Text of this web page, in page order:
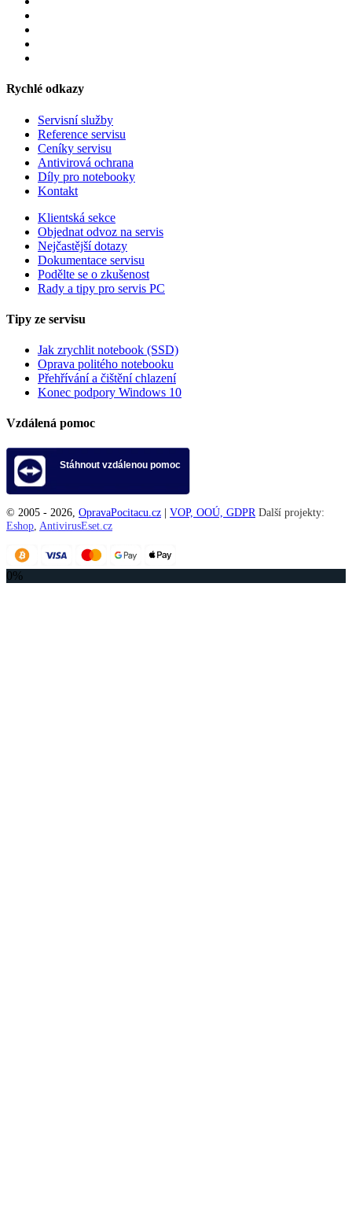
Rychlé odkazy
Servisní služby
Reference servisu
Ceníky servisu
Antivirová ochrana
Díly pro notebooky
Kontakt
Klientská sekce
Objednat odvoz na servis
Nejčastější dotazy
Dokumentace servisu
Podělte se o zkušenost
Rady a tipy pro servis PC
Tipy ze servisu
Jak zrychlit notebook (SSD)
Oprava politého notebooku
Přehřívání a čištění chlazení
Konec podpory Windows 10
Vzdálená pomoc
Stáhnout vzdálenou pomoc
© 2005 - 2026 OpravaPocitacu.cz | VOP, OOÚ, GDPR Další projekty:
Eshop, AntivirusEset.cz
0%